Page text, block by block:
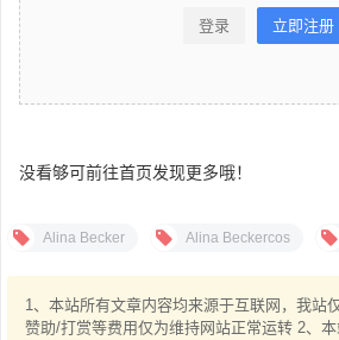
登录 立即注册
没看够可前往首页发现更多哦！
Alina Becker Alina Beckercos
1、本站所有文章内容均来源于互联网，我站
赞助/打赏等费用仅为维持网站正常运转 2、